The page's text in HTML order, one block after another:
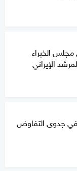
الخبراء
الإيراني
في جدوى التفاوض